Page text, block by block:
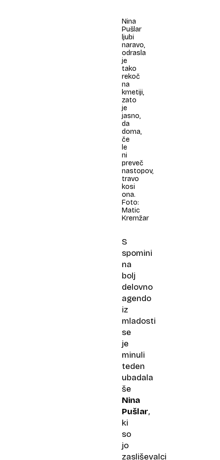
Nina
Pušlar
ljubi
naravo,
odrasla
je
tako
rekoč
na
kmetiji,
zato
je
jasno,
da
doma,
če
le
ni
preveč
nastopov,
travo
kosi
ona.
Foto:
Matic
Kremžar
S
spomini
na
bolj
delovno
agendo
iz
mladosti
se
je
minuli
teden
ubadala
še
Nina
Pušlar,
ki
so
jo
zasliševalci